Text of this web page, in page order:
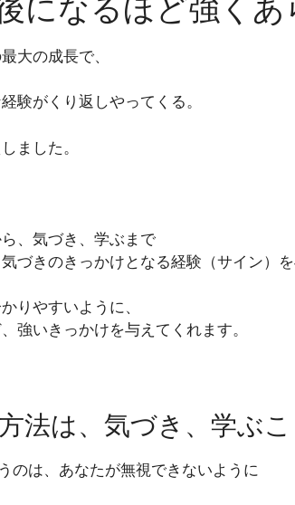
になるほど強くあ
大の成長で、
験がくり返しやってくる。
ました。
、気づき、学ぶまで
づきのきっかけとなる経験（サイン）を
りやすいように、
強いきっかけを与えてくれます。
法は、気づき、学ぶこ
のは、あなたが無視できないように